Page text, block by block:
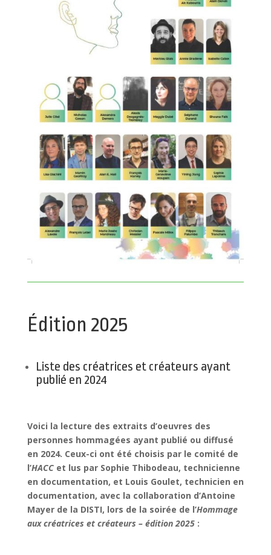
Édition 2025
Liste des créatrices et créateurs ayant
publié en 2024
Voici la lecture des extraits d’oeuvres des
personnes hommagées ayant publié ou diffusé
en 2024. Ceux-ci ont été choisis par le comité de
l’HACCet lus par Sophie Thibodeau, technicienne
en documentation, et Louis Goulet, technicien en
documentation, avec la collaboration d’Antoine
Mayer de la DISTI, lors de la soirée de l’Hommage
aux créatrices et créateurs – édition 2025 :